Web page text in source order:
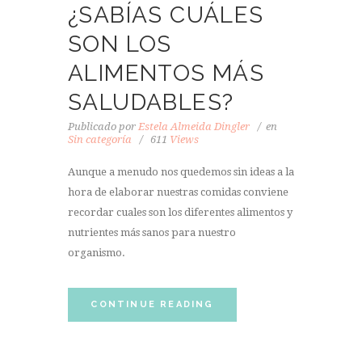
¿SABÍAS CUÁLES
SON LOS
ALIMENTOS MÁS
SALUDABLES?
Publicado por Estela Almeida Dingler
en
Sin categoría
611 Views
Aunque a menudo nos quedemos sin ideas a la
hora de elaborar nuestras comidas conviene
recordar cuales son los diferentes alimentos y
nutrientes más sanos para nuestro
organismo.
CONTINUE READING